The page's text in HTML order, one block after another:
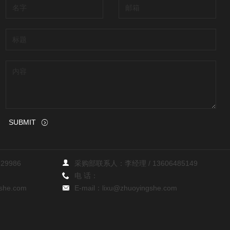
SUBMIT
采购部联系人：李经理 / 13606485149
电 话：
E-mail： lixu@zhuoyingshe.com